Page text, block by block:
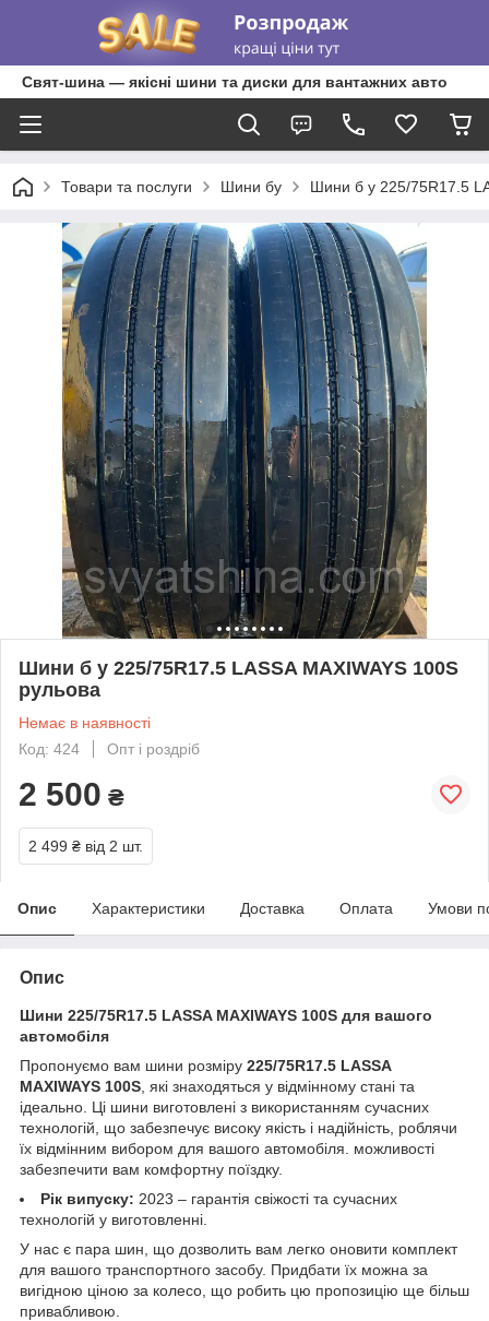
Свят-шина — якісні шини та диски для вантажних авто
Товари та послуги Шини бу Шини б у 225/75R17.5
Шини б у 225/75R17.5 LASSA MAXIWAYS 100S
рульова
Немає в наявності
Код: 424
Опт і роздріб
2 500 ₴
2 499 ₴ від 2 шт.
Опис Характеристики Доставка Оплата Умови
Опис
Шини 225/75R17.5 LASSA MAXIWAYS 100S для вашого
автомобіля
Пропонуємо вам шини розміру 225/75R17.5 LASSA
MAXIWAYS 100S , які знаходяться у відмінному стані та
ідеально. Ці шини виготовлені з використанням сучасних
технологій, що забезпечує високу якість і надійність, роблячи
їх відмінним вибором для вашого автомобіля. можливості
забезпечити вам комфортну поїздку.
Рік випуску: 2023 – гарантія свіжості та сучасних
технологій у виготовленні.
У нас є пара шин, що дозволить вам легко оновити комплект
для вашого транспортного засобу. Придбати їх можна за
вигідною ціною за колесо, що робить цю пропозицію ще більш
привабливою.